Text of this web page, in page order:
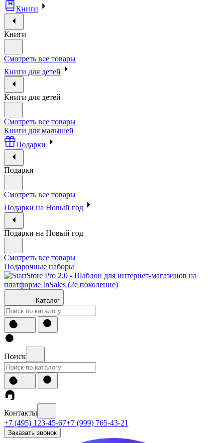
Книги
Книги
Смотреть все товары
Книги для детей
Книги для детей
Смотреть все товары
Книги для малышей
Подарки
Подарки
Смотреть все товары
Подарки на Новый год
Подарки на Новый год
Смотреть все товары
Подарочные наборы
Каталог
Поиск
Контакты
+7 (495) 123-45-67+7 (999) 765-43-21
Заказать звонок